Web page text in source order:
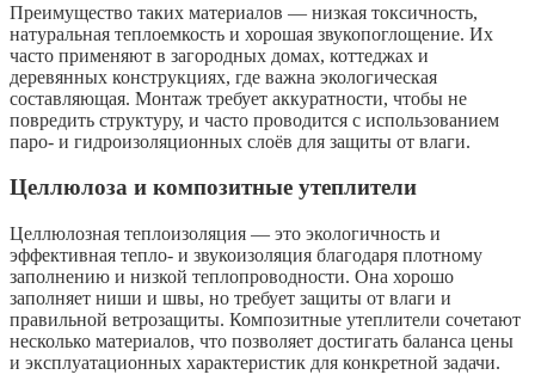
Преимущество таких материалов — низкая токсичность,
натуральная теплоемкость и хорошая звукопоглощение. Их
часто применяют в загородных домах, коттеджах и
деревянных конструкциях, где важна экологическая
составляющая. Монтаж требует аккуратности, чтобы не
повредить структуру, и часто проводится с использованием
паро- и гидроизоляционных слоёв для защиты от влаги.
Целлюлоза и композитные утеплители
Целлюлозная теплоизоляция — это экологичность и
эффективная тепло- и звукоизоляция благодаря плотному
заполнению и низкой теплопроводности. Она хорошо
заполняет ниши и швы, но требует защиты от влаги и
правильной ветрозащиты. Композитные утеплители сочетают
несколько материалов, что позволяет достигать баланса цены
и эксплуатационных характеристик для конкретной задачи.